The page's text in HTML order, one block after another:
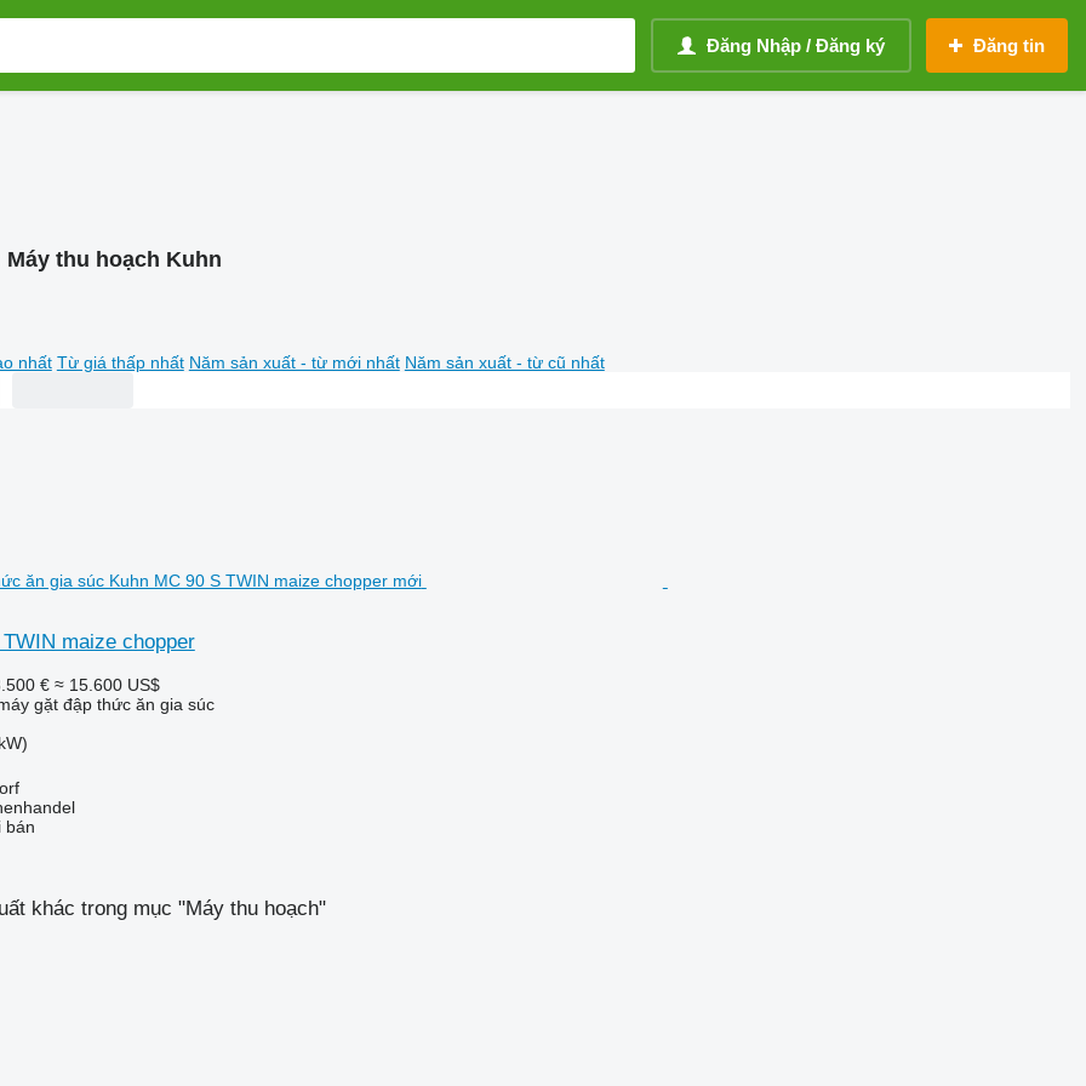
Đăng Nhập / Đăng ký Đăng tin
Máy thu hoạch Kuhn
nhất Từ giá thấp nhất Năm sản xuất - từ mới nhất Năm sản xuất - từ cũ nhất
maize chopper
€ ≈ 15.600 US$
gặt đập thức ăn gia súc
bán
khác trong mục "Máy thu hoạch"